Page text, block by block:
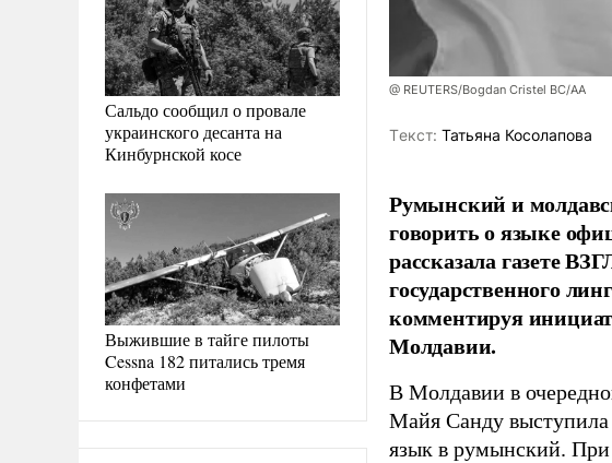
Сальдо сообщил о провале
украинского десанта на
Кинбурнской косе
Выжившие в тайге пилоты
Cessna 182 питались тремя
конфетами
@ REUTERS/Bogdan Cristel BC/AA
Tекст: Татьяна Косолапова
Румынский и
говорить о языке
рассказала газете
государственного
комментируя
Молдавии.
В Молдавии в
Майя Санду выступила
язык в румынский.